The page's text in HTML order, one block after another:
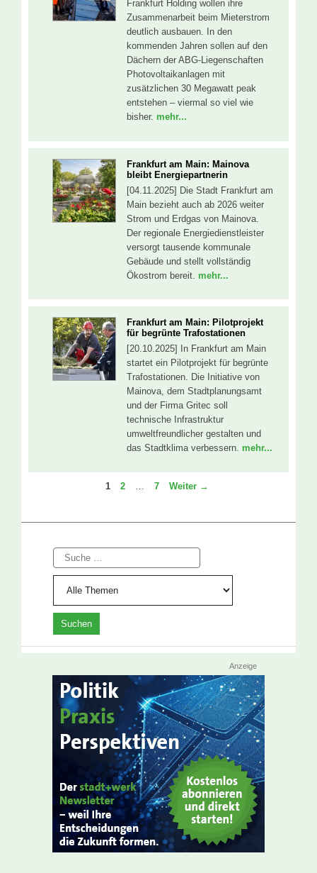
Frankfurt Holding wollen ihre
Zusammenarbeit beim Mieterstrom
deutlich ausbauen. In den
kommenden Jahren sollen auf den
Dächern der ABG-Liegenschaften
Photovoltaikanlagen mit
zusätzlichen 30 Megawatt peak
entstehen – viermal so viel wie
bisher. mehr...
Frankfurt am Main: Mainova
bleibt Energiepartnerin
[04.11.2025] Die Stadt Frankfurt am
Main bezieht auch ab 2026 weiter
Strom und Erdgas von Mainova.
Der regionale Energiedienstleister
versorgt tausende kommunale
Gebäude und stellt vollständig
Ökostrom bereit. mehr...
Frankfurt am Main: Pilotprojekt
für begrünte Trafostationen
[20.10.2025] In Frankfurt am Main
startet ein Pilotprojekt für begrünte
Trafostationen. Die Initiative von
Mainova, dem Stadtplanungsamt
und der Firma Gritec soll
technische Infrastruktur
umweltfreundlicher gestalten und
das Stadtklima verbessern. mehr...
Seite
1 Seite
2 Seite
7 Weiter →
Suche
Anzeige